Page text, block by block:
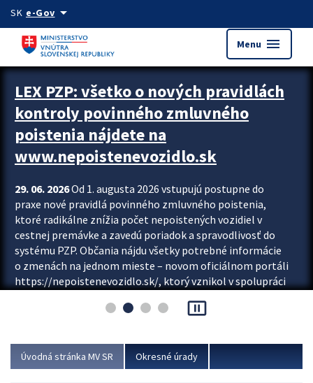
Preskocit na hlavný obsah
SK e-Govarrow_drop_down
Menu menu
Zastavit automatický posun upútavok
LEX PZP: všetko o nových pravidlách
kontroly povinného zmluvného
poistenia nájdete na
www.nepoistenevozidlo.sk
29. 06. 2026Od 1. augusta 2026 vstupujú postupne do
praxe nové pravidlá povinného zmluvného poistenia,
ktoré radikálne znížia počet nepoistených vozidiel v
cestnej premávke a zavedú poriadok a spravodlivosť do
systému PZP. Občania nájdu všetky potrebné informácie
o zmenách na jednom mieste – novom oficiálnom portáli
https://nepoistenevozidlo.sk/, ktorý vznikol v spolupráci
asociácie poisťovní (SLASPO) a Ministerstva vnútra SR.
Viac
pause_presentation
Úvodná stránka MV SR Okresné úrady